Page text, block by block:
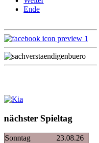
Ende
nächster Spieltag
Sonntag
23.08.26